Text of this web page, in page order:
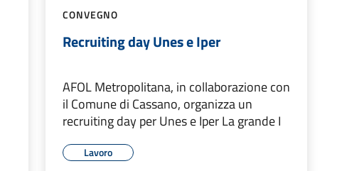
CONVEGNO
Recruiting day Unes e Iper
AFOL Metropolitana, in collaborazione con
il Comune di Cassano, organizza un
recruiting day per Unes e Iper La grande I
Lavoro